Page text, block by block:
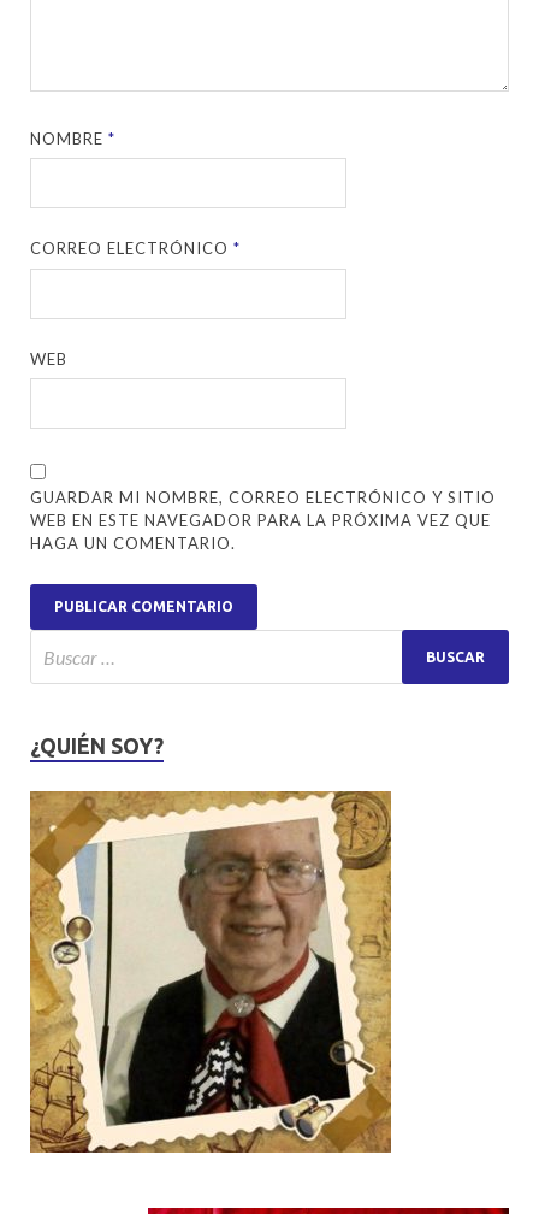
NOMBRE*
CORREO ELECTRÓNICO*
WEB
GUARDAR MI NOMBRE, CORREO ELECTRÓNICO Y SITIO
WEB EN ESTE NAVEGADOR PARA LA PRÓXIMA VEZ QUE
HAGA UN COMENTARIO.
¿QUIÉN SOY?